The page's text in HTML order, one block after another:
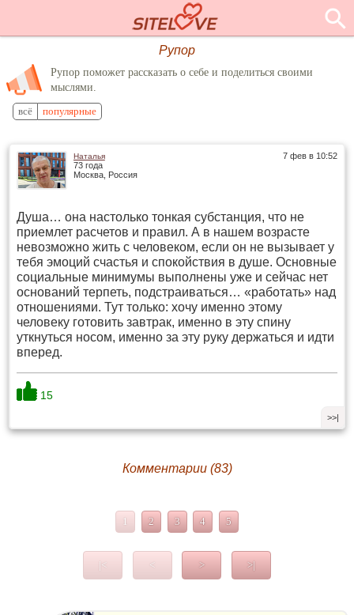
Рупор
Рупор поможет рассказать о себе и поделиться своими
мыслями.
всё популярные
7 фев в 10:52
Наталья
73 года
Москва, Россия
Душа… она настолько тонкая субстанция, что не
приемлет расчетов и правил. А в нашем возрасте
невозможно жить с человеком, если он не вызывает у
тебя эмоций счастья и спокойствия в душе. Основные
социальные минимумы выполнены уже и сейчас нет
оснований терпеть, подстраиваться… «работать» над
отношениями. Тут только: хочу именно этому
человеку готовить завтрак, именно в эту спину
уткнуться носом, именно за эту руку держаться и идти
вперед.
15
>>|
Комментарии (83)
1 2 3 4 5
|< < > >|